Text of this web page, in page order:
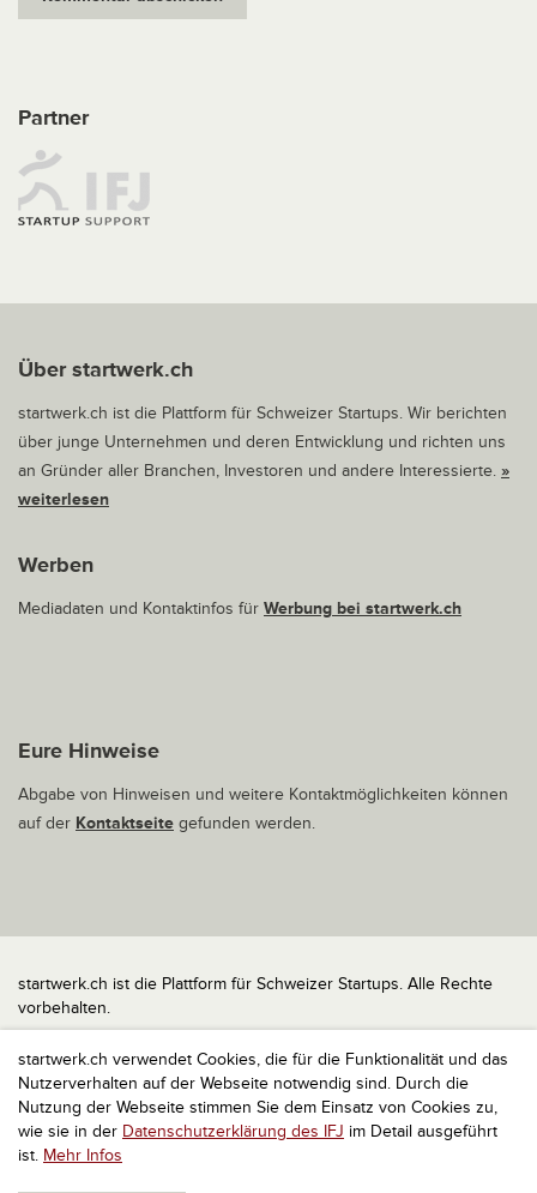
startwerk.ch verwendet Cookies, die für die Funktionalität und das
Nutzerverhalten auf der Webseite notwendig sind. Durch die
Nutzung der Webseite stimmen Sie dem Einsatz von Cookies zu,
wie sie in der Datenschutzerklärung des IFJ im Detail ausgeführt
ist. Mehr Infos
Partner
Über startwerk.ch
startwerk.ch ist die Plattform für Schweizer Startups. Wir berichten
über junge Unternehmen und deren Entwicklung und richten uns
an Gründer aller Branchen, Investoren und andere Interessierte. »
weiterlesen
Werben
Mediadaten und Kontaktinfos für Werbung bei startwerk.ch
Eure Hinweise
Abgabe von Hinweisen und weitere Kontaktmöglichkeiten können
auf der Kontaktseite gefunden werden.
startwerk.ch ist die Plattform für Schweizer Startups. Alle Rechte
vorbehalten.
Impressum
Kontakt
nach oben